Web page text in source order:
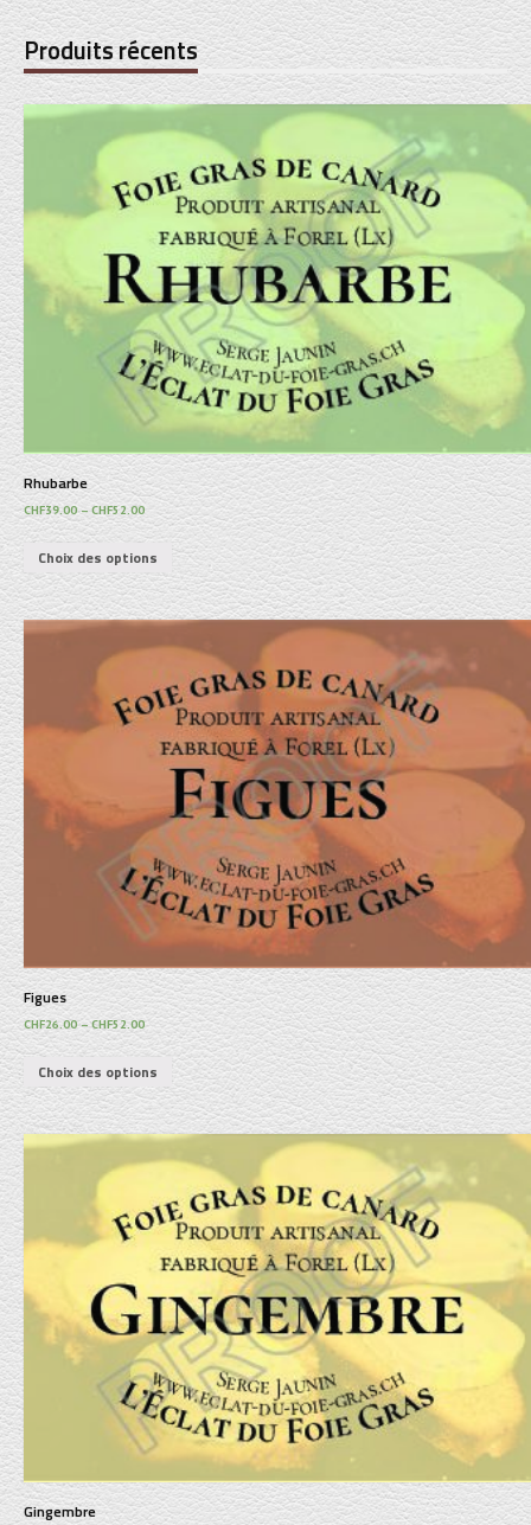
Produits récents
Rhubarbe
CHF39.00– CHF52.00
Choix des options
Figues
CHF26.00–CHF52.00
Choix des options
Gingembre